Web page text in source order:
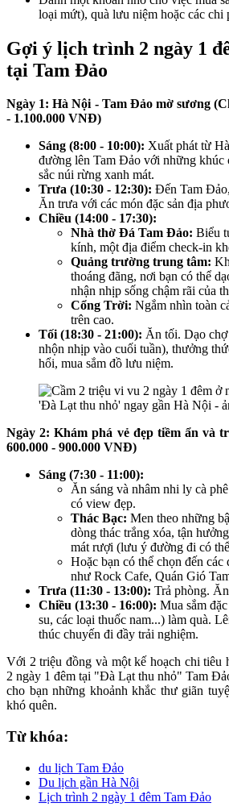
loại mứt), quà lưu niệm hoặc các chi
Gợi ý lịch trình 2 ngày 1
tại Tam Đảo
Ngày 1: Hà Nội - Tam Đảo mờ sương
- 1.100.000 VNĐ)
Sáng (8:00 - 10:00): Xuất phát từ
đường lên Tam Đảo với những khúc
sắc núi rừng xanh mát.
Trưa (10:30 - 12:30): Đến Tam
Ăn trưa với các món đặc sản địa
Chiều (14:00 - 17:30):
Nhà thờ Đá Tam Đảo: Biểu
kính, một địa điểm check-in
Quảng trường trung tâm:
thoáng đãng, nơi bạn có thể
nhận nhịp sống chậm rãi của
Cổng Trời: Ngắm nhìn toàn
trên cao.
Tối (18:30 - 21:00): Ăn tối. Dạo
nhộn nhịp vào cuối tuần), thưởng
hổi, mua sắm đồ lưu niệm.
Ngày 2: Khám phá vẻ đẹp tiềm ẩn và
600.000 - 900.000 VNĐ)
Sáng (7:30 - 11:00):
Ăn sáng và nhâm nhi ly cà
có view đẹp.
Thác Bạc: Men theo những
dòng thác trắng xóa, tận
mát rượi (lưu ý đường đi có
Hoặc bạn có thể chọn đến các
như Rock Cafe, Quán Gió
Trưa (11:30 - 13:00): Trả phòng.
Chiều (13:30 - 16:00): Mua sắm
su, các loại thuốc nam...) làm quà.
thúc chuyến đi đầy trải nghiệm.
Với 2 triệu đồng và một kế hoạch chi
2 ngày 1 đêm tại "Đà Lạt thu nhỏ" Tam
cho bạn những khoảnh khắc thư giãn
khó quên.
Từ khóa:
du lịch Tam Đảo
Du lịch gần Hà Nội
Lịch trình 2 ngày 1 đêm Tam Đảo